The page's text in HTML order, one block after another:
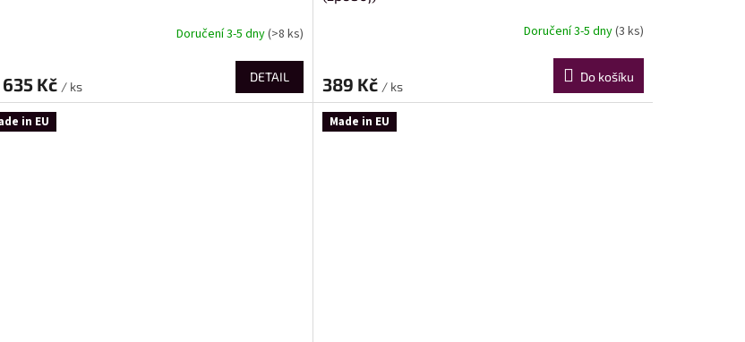
Doručení 3-5 dny(>8 ks)
635 Kč / ks
DETAIL
Doručení 3-5 dny(3 ks)
389 Kč / ks
Do košíku
in EU Made in EU